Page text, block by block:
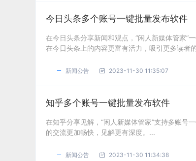
今日头条多个账号一键批量发布软件
在今日头条分享新闻和观点，“闲人新媒体管家”
在今日头条上的内容更富有活力，吸引更多读者
新闻公告 2023-11-30 11:35:07
知乎多个账号一键批量发布软件
在知乎分享见解，“闲人新媒体管家”支持多账号
的交流更加畅快，见解更有深度。...
新闻公告 2023-11-30 11:34:38